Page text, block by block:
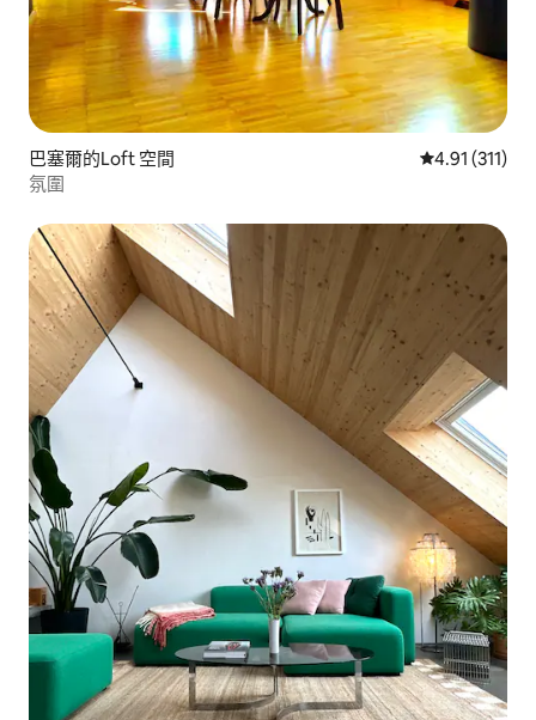
巴塞爾的Loft 空間 從 311 則評價
4.91 (311)
氛圍